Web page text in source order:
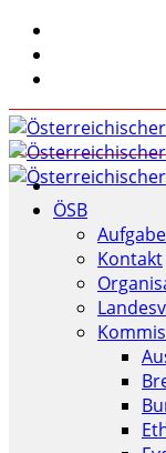
ÖSB
Kontakt